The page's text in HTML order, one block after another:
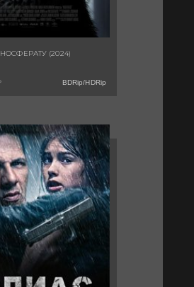
НОСФЕРАТУ (2024)
BDRip/HDRip